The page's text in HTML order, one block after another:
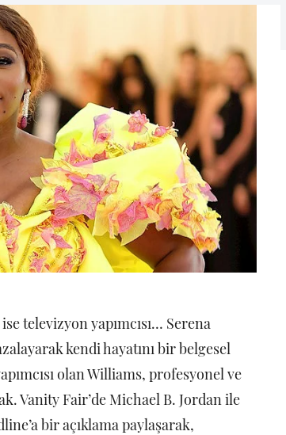
televizyon yapımcısı… Serena
kendi hayatını bir belgesel
olan Williams, profesyonel ve
Vanity Fair’de Michael B. Jordan ile
bir açıklama paylaşarak,